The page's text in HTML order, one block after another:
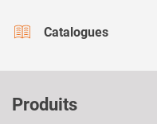
Catalogues
Produits